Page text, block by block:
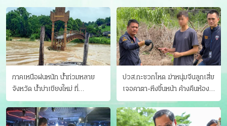
ภาคเหนือฝนหนัก น้ำท่วมหลาย
จังหวัด นํ้าบ่าเชียงใหม่ ที่
แม่ฮ่องสอน ซัดสะพานขาด
ปวส.กะซวกโหด ฆ่าหนุ่มจีนลูกเสี่ย
เจอคาตา-หึงขึ้นหน้า ค้างคืนห้อง
แฟนสาว